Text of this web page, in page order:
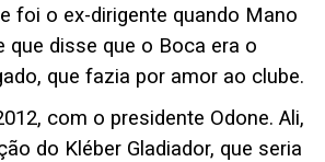
foi o ex-dirigente quando Mano
que disse que o Boca era o
que fazia por amor ao clube.
com o presidente Odone. Ali,
do Kléber Gladiador, que seria